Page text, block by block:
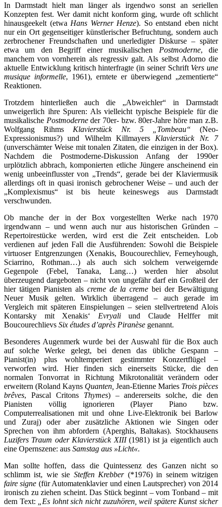
In Darmstadt hielt man länger als irgendwo sonst an seriellen
Konzepten fest. Wer damit nicht konform ging, wurde oft schlicht
hinausgeekelt (etwa Hans Werner Henze). So entstand eben nicht
nur ein Ort gegenseitiger künstlerischer Befruchtung, sondern auch
zerbrochener Freundschaften und unerledigter Diskurse – später
etwa um den Begriff einer musikalischen Postmoderne, die
manchem von vornherein als regressiv galt. Als selbst Adorno die
aktuelle Entwicklung kritisch hinterfragte (in seiner Schrift Vers une
musique informelle, 1961), erntete er überwiegend „zementierte“
Reaktionen.
Trotzdem hinterließen auch die „Abweichler“ in Darmstadt
unweigerlich ihre Spuren: Als vielleicht typische Beispiele für die
musikalische Postmoderneder 70er- bzw. 80er-Jahre höre man z.B.
Wolfgang Rihms Klavierstück Nr. 5 „Tombeau“ (Neo-
Expressionismus?) und Wilhelm Killmayers Klavierstück Nr. 7
(unverschämter Weise mit tonalen Zitaten, die einzigen in der Box).
Nachdem die Postmoderne-Diskussion Anfang der 1990er
urplötzlich abbrach, komponierten etliche Jüngere anscheinend ein
wenig unbeeinflusster von „Trends“, gerade bei der Klaviermusik
allerdings oft in quasi ironisch gebrochener Weise – und auch der
„Komplexismus“ ist bis heute keineswegs aus Darmstadt
verschwunden.
Ob manche der in der Box vorgestellten Werke nach 1970
irgendwann – und wenn auch nur aus historischen Gründen –
Repertoirestücke werden, wird erst die Zeit entscheiden. Lob
verdienen auf jeden Fall die Ausführenden: Sowohl die Beispiele
virtuoser Entgrenzungen (Xenakis, Boucourechliev, Ferneyhough,
Sciarrino, Rothman…) als auch sich solchem verweigernde
Gegenpole (Febel, Tanaka, Lang…) werden hier absolut
überzeugend dargeboten – nicht von ungefähr darf ein Großteil der
hier tätigen Pianisten als creme de la creme bei der Bewältigung
Neuer Musik gelten. Wirklich überragend – auch gerade im
Vergleich mit späteren Einspielungen – seien stellvertretend Alois
Kontarsky mit Xenakis‘ Evryaliund Claude Helffer mit
Boucourechlievs Six études d’après Piranèse genannt.
Besonderes Augenmerk wurde bei der Auswahl für die Box auch
auf solche Werke gelegt, bei denen das übliche Gespann –
Pianist(in) plus wohltemperiert gestimmter Konzertflügel –
verworfen wird. Hier finden sich einerseits Stücke, die den
normalen Tonvorrat in Richtung Mikrotonalität verändern oder
erweitern (Roland Kayns Quanten, Jean-Etienne Maries Trois pièces
brêves, Pascal Critons Thymes) – andererseits solche, die den
Pianisten völlig ignorieren (Player Piano bzw.
Computerrealisationen mit und ohne Live-Elektronik bei Barlow
und Zuraj) oder aber zusätzliche Aktionen wie Singen oder
Sprechen von ihm abfordern (Aperghis, Baltakas). Stockhausens
Luzifers Traum oder Klavierstück XIII(1981) ist ja eigentlich auch
eine Opernszene: aus Samstag aus »Licht«.
Man sollte hoffen, dass die Quintessenz des Ganzen nicht so
schlimm ist, wie sie Steffen Krebber(*1976) in seinem witzigen
faire signe (für Automatenklavier und einen Lautsprecher) von 2014
ironisch zu ziehen scheint. Das Stück beginnt – vom Tonband – mit
dem Text:
„Es lohnt sich nicht zuzuhören, weil spätere Kunst sicher